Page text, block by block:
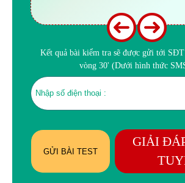
Kết quả bài kiểm tra sẽ được gửi tới SĐT
vòng 30' (Dưới hình thức
GỬI BÀI TEST
GIẢI